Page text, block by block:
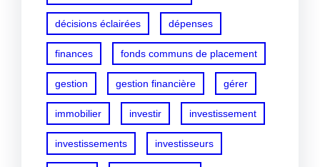
décisions éclairées dépenses
finances fonds communs de placement
gestion gestion financière gérer
immobilier investir investissement
investissements investisseurs